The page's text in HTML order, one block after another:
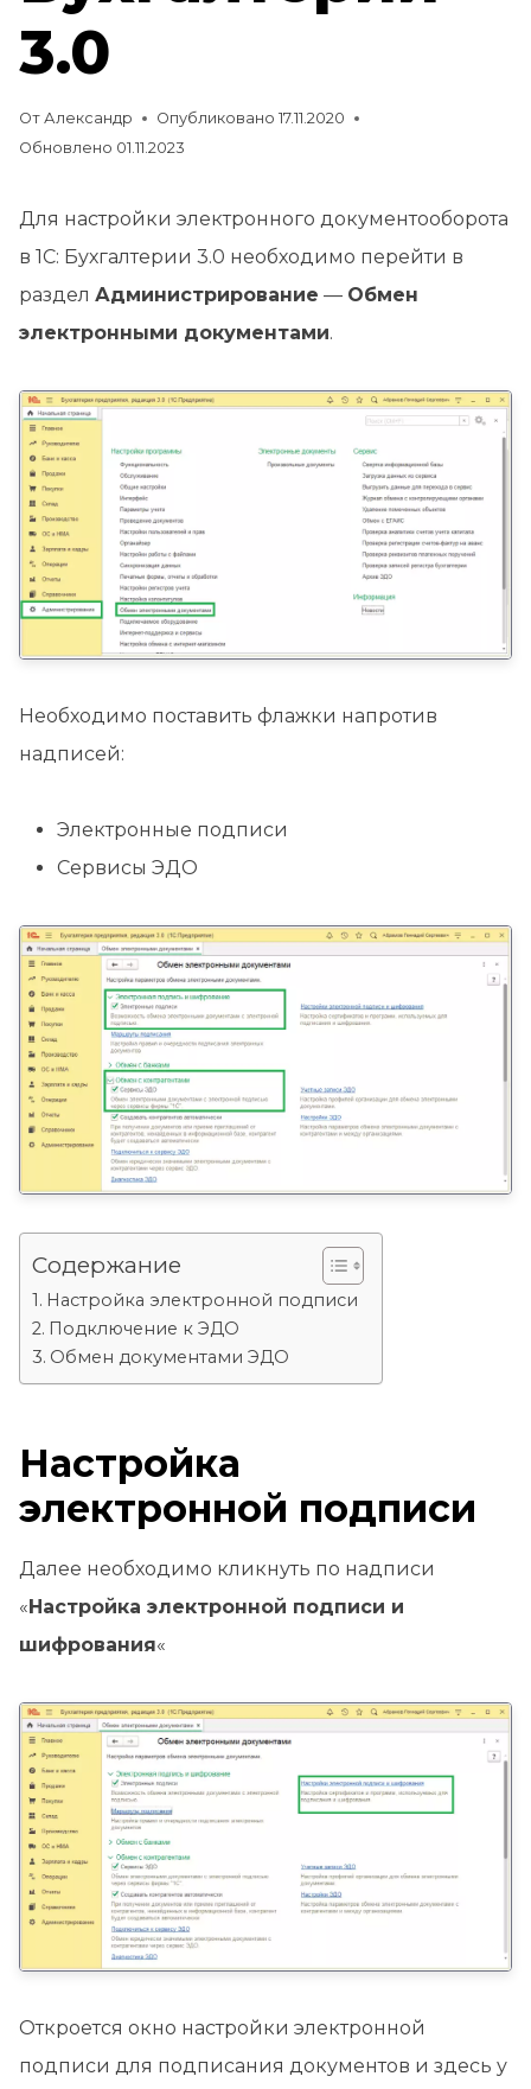
3.0
От Александр Опубликовано 17.11.2020
Обновлено 01.11.2023
Для настройки электронного документооборота
в 1С: Бухгалтерии 3.0 необходимо перейти в
раздел Администрирование — Обмен
электронными документами.
Необходимо поставить флажки напротив
надписей:
Электронные подписи
Сервисы ЭДО
Содержание
Настройка электронной подписи
Подключение к ЭДО
Обмен документами ЭДО
Настройка
электронной подписи
Далее необходимо кликнуть по надписи
« Настройка электронной подписи и
шифрования«
Откроется окно настройки электронной
подписи для подписания документов и здесь у